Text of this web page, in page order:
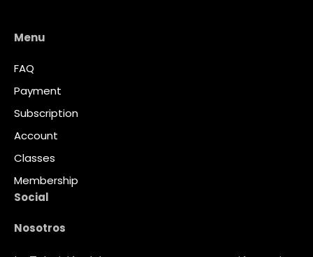
Menu
FAQ
Payment
Subscription
Account
Classes
Membership
Social
Nosotros